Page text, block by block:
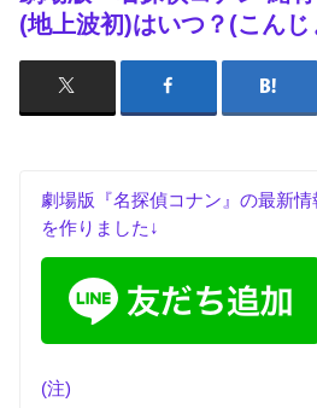
(地上波初)はいつ？(こん
劇場版『名探偵コナン』の最新
を作りました↓
(注)